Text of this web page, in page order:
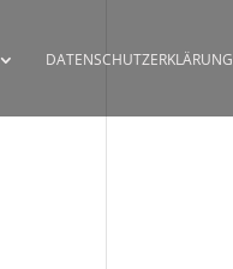
DATENSCHUTZERKLÄRUNG